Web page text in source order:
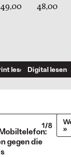
49,00
lesen
48,00
Digital lesen
gegen die
1/8
»